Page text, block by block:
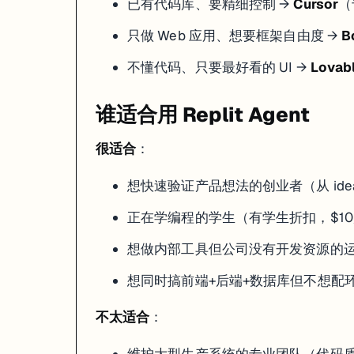
已有代码库、要精细控制 →Cursor
只做 Web 应用、想要框架自由度 →
不懂代码、只要最好看的 UI →
谁适合用 Replit Agent
很适合 ：
想快速验证产品想法的创业者（从
正在学编程的学生（有学生折扣，
想做内部工具但公司没有开发资源的
想同时搞前端+后端+数据库但不想配
不太适合 ：